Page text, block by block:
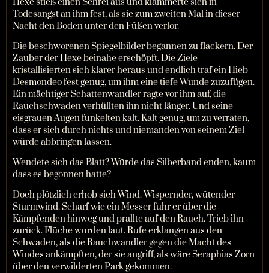
Todesangst an ihm fest, als sie zum zweiten Mal in dieser
Nacht den Boden unter den Füßen verlor.
Die beschworenen Spiegelbilder begannen zu flackern. Der
Zauber der Hexe beinahe erschöpft. Die Ziele
kristallisierten sich klarer heraus und endlich traf ein Hieb
Desmondeo fest genug, um ihm eine tiefe Wunde zuzufügen.
Ein mächtiger Schattenwandler ragte vor ihm auf, die
Rauchschwaden verhüllten ihn nicht länger. Und seine
eisgrauen Augen funkelten kalt. Kalt genug, um zu verraten,
dass er sich durch nichts und niemanden von seinem Ziel
würde abbringen lassen.
Wendete sich das Blatt? Würde das Silberband enden, kaum
dass es begonnen hatte?
Doch plötzlich erhob sich Wind. Wispernder, wütender
Sturmwind. Scharf wie ein Messer fuhr er über die
Kämpfenden hinweg und prallte auf den Rauch. Trieb ihn
zurück. Flüche wurden laut. Rufe erklangen aus den
Schwaden, als die Rauchwandler gegen die Macht des
Windes ankämpften, der sie angriff, als wäre Seraphias Zorn
über den verwilderten Park gekommen.